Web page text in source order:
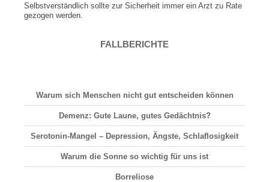
Selbstverständlich sollte zur Sicherheit immer ein Arzt zu Rate
gezogen werden.
FALLBERICHTE
Warum sich Menschen nicht gut entscheiden können
Demenz: Gute Laune, gutes Gedächtnis?
Serotonin-Mangel – Depression, Ängste, Schlaflosigkeit
Warum die Sonne so wichtig für uns ist
Borreliose